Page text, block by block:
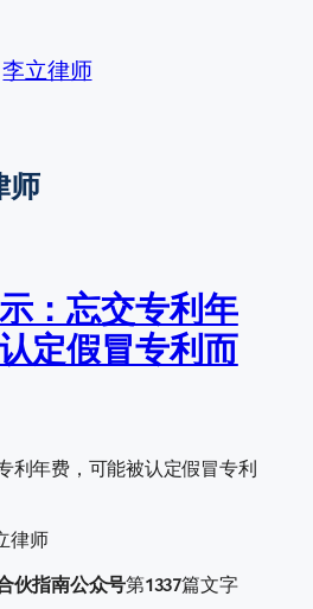
李立律师
师
：忘交专利年
定假冒专利而
利年费，可能被认定假冒专利
律师
伙指南公众号第1337篇文字